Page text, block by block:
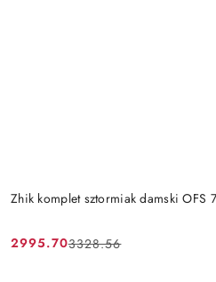
Zhik komplet sztormiak damski OFS
Cena
2995.70
Cena
3328.56